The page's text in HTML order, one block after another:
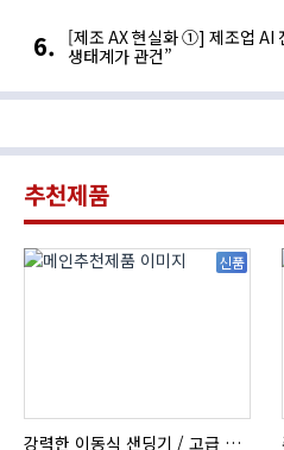
[제조 AX 현실화 ①] 제조업 AI
생태계가 관건”
추천제품
신품
강력한 이동식 샌딩기 / 고급 이태리 IBIX샌드블라스터